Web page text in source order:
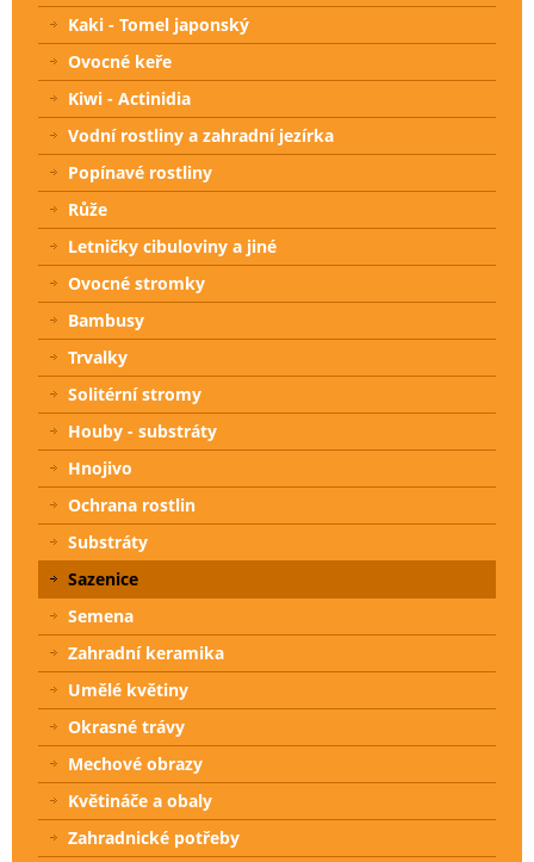
Kaki - Tomel japonský
Ovocné keře
Kiwi - Actinidia
Vodní rostliny a zahradní jezírka
Popínavé rostliny
Růže
Letničky cibuloviny a jiné
Ovocné stromky
Bambusy
Trvalky
Solitérní stromy
Houby - substráty
Hnojivo
Ochrana rostlin
Substráty
Sazenice
Semena
Zahradní keramika
Umělé květiny
Okrasné trávy
Mechové obrazy
Květináče a obaly
Zahradnické potřeby